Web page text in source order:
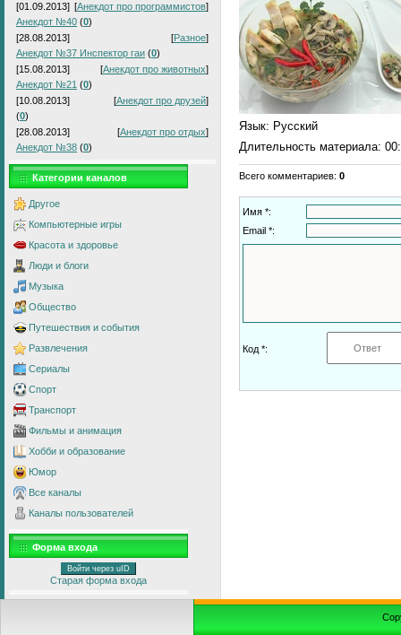
[01.09.2013] [Анекдот про программистов]
Анекдот №40 (0)
[28.08.2013]
[Разное]
Анекдот №37 Инспектор гаи (0)
[15.08.2013]
[Анекдот про животных]
Анекдот №21 (0)
[10.08.2013]
[Анекдот про друзей]
(0)
[28.08.2013]
[Анекдот про отдых]
Анекдот №38 (0)
Категории каналов
Другое
Компьютерные игры
Красота и здоровье
Люди и блоги
Музыка
Общество
Путешествия и события
Развлечения
Сериалы
Спорт
Транспорт
Фильмы и анимация
Хобби и образование
Юмор
Все каналы
Каналы пользователей
Форма входа
Войти через uID
Старая форма входа
Язык: Русский
Длительность материала:
Всего комментариев: 0
Имя *:
Email *:
Код *: